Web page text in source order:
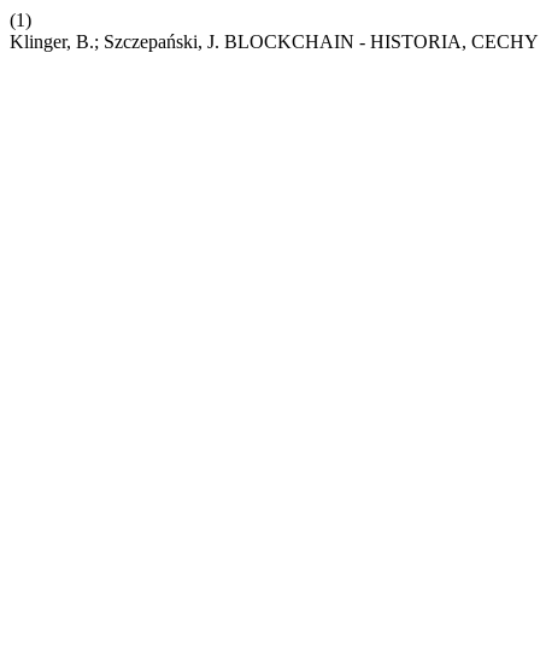
(1)
Klinger, B.; Szczepański, J. BLOCKCHAIN - HISTORIA,